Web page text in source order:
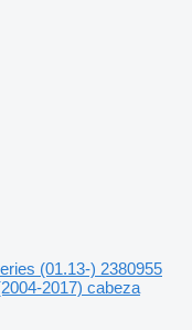
(01.13-) 2380955
2017) cabeza